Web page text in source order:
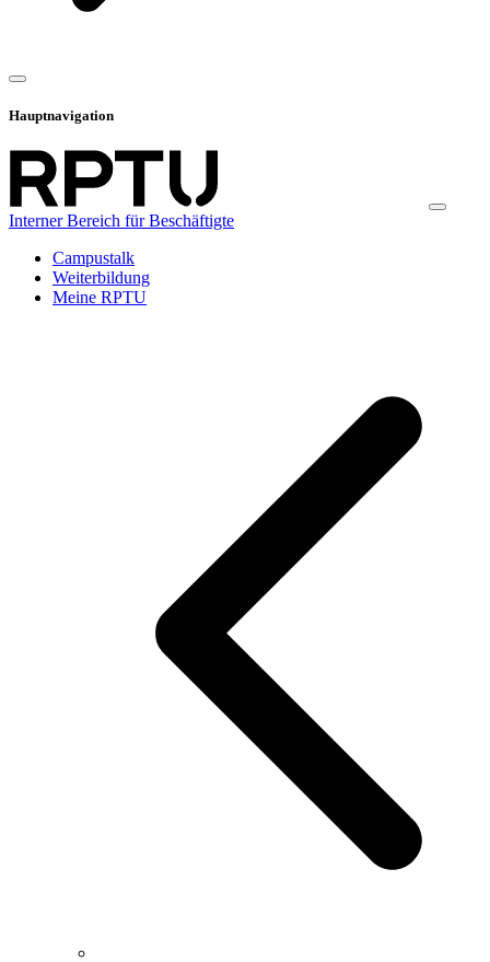
Hauptnavigation
Interner Bereich für Beschäftigte
Campustalk
Weiterbildung
Meine RPTU